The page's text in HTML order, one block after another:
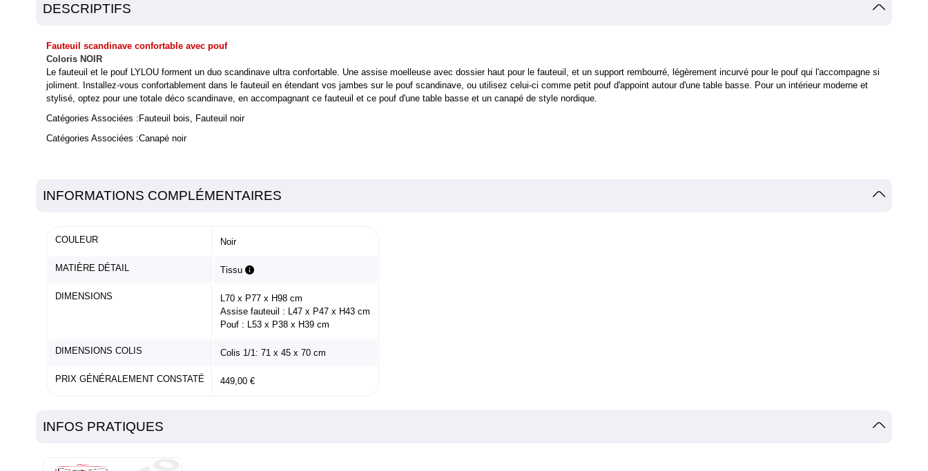
DESCRIPTIFS
Fauteuil scandinave confortable avec pouf
Coloris NOIR
Le fauteuil et le pouf LYLOU forment un duo scandinave ultra confortable. Une assise moelleuse avec dossier haut pour le fauteuil, et un support rembourré, légèrement incurvé pour le pouf qui l'accompagne si
joliment. Installez-vous confortablement dans le fauteuil en étendant vos jambes sur le pouf scandinave, ou utilisez celui-ci comme petit pouf d'appoint autour d'une table basse. Pour un intérieur moderne et
stylisé, optez pour une totale déco scandinave, en accompagnant ce fauteuil et ce pouf d'une table basse et un canapé de style nordique.
Catégories Associées : Fauteuil bois
Fauteuil noir
Catégories Associées :Canapé noir
INFORMATIONS COMPLÉMENTAIRES
COULEUR Noir
MATIÈRE DÉTAIL Tissu
DIMENSIONS
L70 x P77 x H98 cm
Assise fauteuil : L47 x P47 x H43 cm
Pouf : L53 x P38 x H39 cm
DIMENSIONS COLIS Colis 1/1: 71 x 45 x 70 cm
PRIX GÉNÉRALEMENT CONSTATÉ 449,00 €
INFOS PRATIQUES